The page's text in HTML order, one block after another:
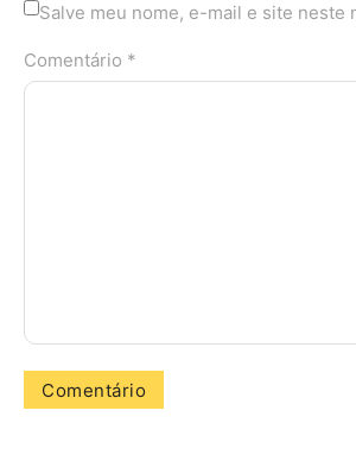
Salve meu nome, e-mail e site neste
Comentário *